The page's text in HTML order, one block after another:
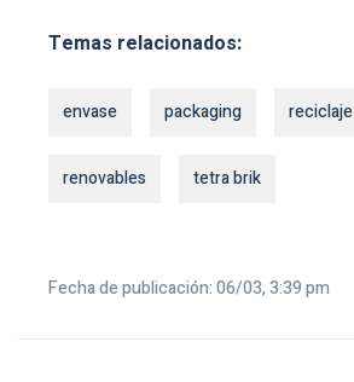
Temas relacionados:
envase packaging reciclaje
renovables tetra brik
Fecha de publicación: 06/03, 3:39 pm